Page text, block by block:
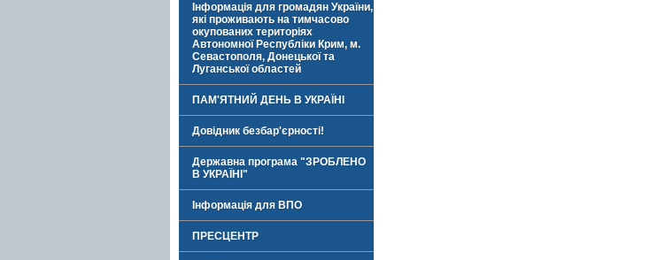
Інформація для громадян України,
які проживають на тимчасово
окупованих територіях
Автономної Республіки Крим, м.
Севастополя, Донецької та
Луганської областей
ПАМ'ЯТНИЙ ДЕНЬ В УКРАЇНІ
Довідник безбар'єрності!
Державна програма "ЗРОБЛЕНО
В УКРАЇНІ"
Інформація для ВПО
ПРЕСЦЕНТР